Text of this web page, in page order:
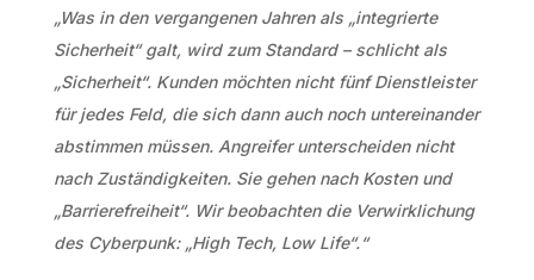
„Was in den vergangenen Jahren als „integrierte
Sicherheit“ galt, wird zum Standard – schlicht als
„Sicherheit“. Kunden möchten nicht fünf Dienstleister
für jedes Feld, die sich dann auch noch untereinander
abstimmen müssen. Angreifer unterscheiden nicht
nach Zuständigkeiten. Sie gehen nach Kosten und
„Barrierefreiheit“. Wir beobachten die Verwirklichung
des Cyberpunk: „High Tech, Low Life“.“